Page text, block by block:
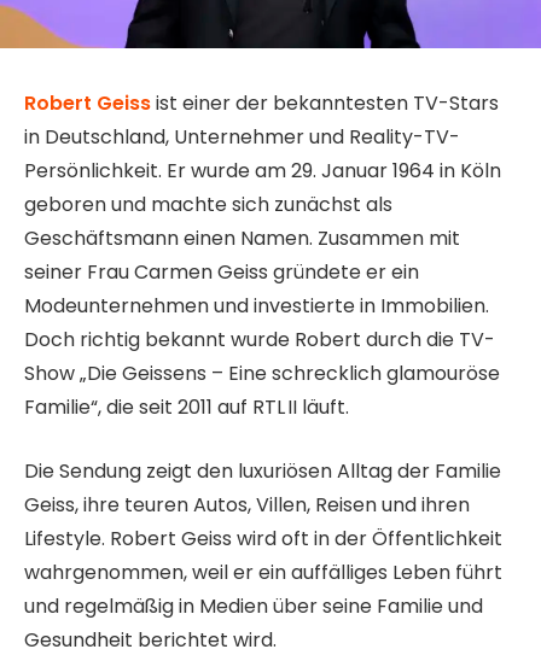
Robert Geissist einer der bekanntesten TV-Stars
in Deutschland, Unternehmer und Reality-TV-
Persönlichkeit. Er wurde am 29. Januar 1964 in Köln
geboren und machte sich zunächst als
Geschäftsmann einen Namen. Zusammen mit
seiner Frau Carmen Geiss gründete er ein
Modeunternehmen und investierte in Immobilien.
Doch richtig bekannt wurde Robert durch die TV-
Show „Die Geissens – Eine schrecklich glamouröse
Familie“, die seit 2011 auf RTL II läuft.
Die Sendung zeigt den luxuriösen Alltag der Familie
Geiss, ihre teuren Autos, Villen, Reisen und ihren
Lifestyle. Robert Geiss wird oft in der Öffentlichkeit
wahrgenommen, weil er ein auffälliges Leben führt
und regelmäßig in Medien über seine Familie und
Gesundheit berichtet wird.